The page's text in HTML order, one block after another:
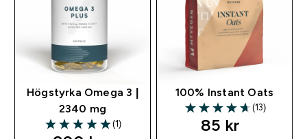
Högstyrka Omega 3 |
2340 mg
5 out of 5 stars
(1)
100% Instant Oats
4.69 out of 5 stars
(13)
85 kr‎